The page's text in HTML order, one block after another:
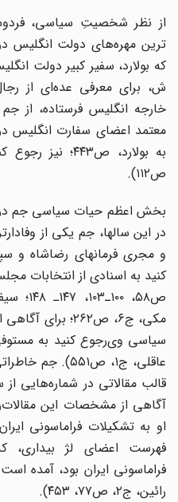
‌ترین ‌مهره‌های ‌دولت ‌انگلیس‌
ش‌، برای‌ معرفی ‌عده‌ای ‌از
خارجه ‌انگلیس‌ فرستاده‌، از
معتمد اعضای ‌سفارت ‌انگلیس‌ در
ص‌۱۱۲).
بخش ‌اعظم‌ حیات ‌سیاسی ‌جم‌ در
در این‌ سالها، جم‌ یکی ‌از
و مجری ‌فرمانهای ‌رضاشاه‌ و
کنید به اسنادی ‌از انتخابات
مکی‌، ج‌۶، ص‌۲۶۲؛
عاقلی‌، ج‌۱، ص‌۵۵۱).
قالب‌ مقالاتی ‌در شماره‌هایی ‌از
او به ‌تشکیلات ‌فراماسونی‌
فهرست ‌اعضای ‌لژ بیداری‌،
رائین‌، ج‌۲، ص‌۷۷، ۴۵۳).